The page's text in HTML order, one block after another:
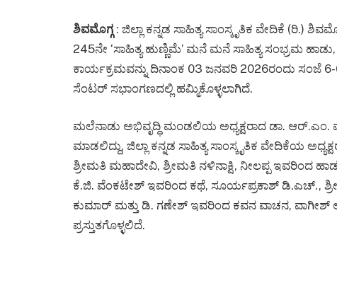
ಶಿವಮೊಗ್ಗ : ಜಿಲ್ಲಾ ಕನ್ನಡ ಸಾಹಿತ್ಯ ಸಾಂಸ್ಕೃತಿಕ ವೇದಿಕೆ (ರಿ.)
245ನೇ ‘ಸಾಹಿತ್ಯ ಹುಣ್ಣಿಮೆ’ ಮನೆ ಮನೆ ಸಾಹಿತ್ಯ ಸಂಭ್ರಮ
ಕಾರ್ಯಕ್ರಮವನ್ನು ದಿನಾಂಕ 03 ಜನವರಿ 2026ರಂದು
ಸೆಂಟರ್ ಸಭಾಂಗಣದಲ್ಲಿ ಹಮ್ಮಿಕೊಳ್ಳಲಾಗಿದೆ.
ಮಲೆನಾಡು ಅಭಿವೃದ್ಧಿ ಮಂಡಲಿಯ ಅಧ್ಯಕ್ಷರಾದ ಡಾ.
ಮಾಡಲಿದ್ದು, ಜಿಲ್ಲಾ ಕನ್ನಡ ಸಾಹಿತ್ಯ ಸಾಂಸ್ಕೃತಿಕ ವೇದಿಕೆಯ
ಶ್ರೀಮತಿ ಮಹಾದೇವಿ, ಶ್ರೀಮತಿ ನಳಿನಾಕ್ಷಿ, ನೀಲಪ್ಪ ಇವರಿಂದ
ಕೆ.ಜಿ. ವೆಂಕಟೇಶ್ ಇವರಿಂದ ಕಥೆ, ಸೂರ್ಯಪ್ರಕಾಶ್ ಡಿ.ಎಚ್.,
ಕುಮಾರ್ ಮತ್ತು ಡಿ. ಗಣೇಶ್ ಇವರಿಂದ ಕವನ ವಾಚನ, ವಾಗೀಶ್
ಪ್ರಸ್ತುತಗೊಳ್ಳಲಿದೆ.